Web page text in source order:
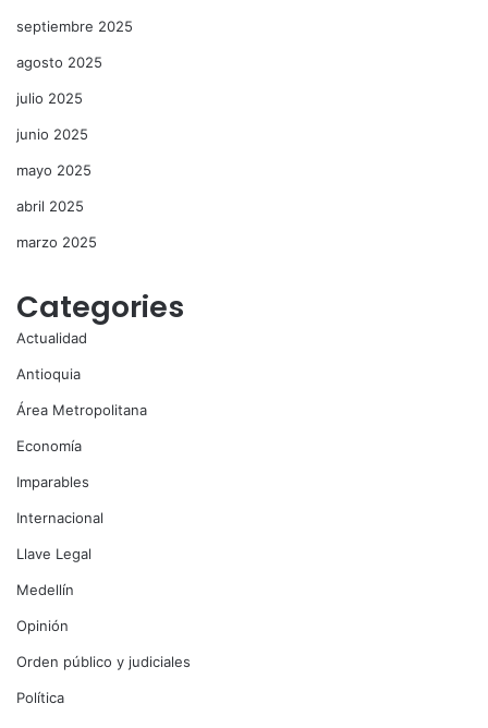
septiembre 2025
agosto 2025
julio 2025
junio 2025
mayo 2025
abril 2025
marzo 2025
Categories
Actualidad
Antioquia
Área Metropolitana
Economía
Imparables
Internacional
Llave Legal
Medellín
Opinión
Orden público y judiciales
Política